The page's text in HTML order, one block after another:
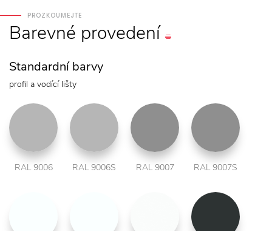
PROZKOUMEJTE
Barevné provedení
Standardní barvy
profil a vodící lišty
RAL 9006 RAL 9006S RAL 9007 RAL 9007S